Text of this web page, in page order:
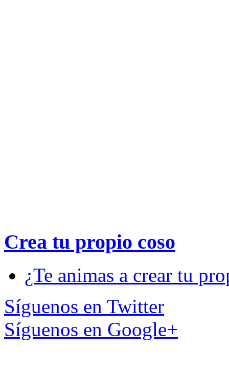
Crea tu propio coso
¿Te animas a crear tu
Síguenos en Twitter
Síguenos en Google+